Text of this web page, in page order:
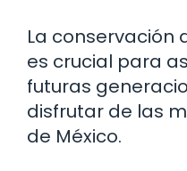
La conservación
es crucial para
futuras
disfrutar de las
de México.